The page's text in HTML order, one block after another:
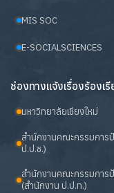
MIS SOC
E-SOCIALSCIENCES
ช่องทางแจ้งเรื่องร้องเ
มหาวิทยาลัยเชียงใหม่
สำนักงานคณะกรรมการ
ป.ป.ช.)
สำนักงานคณะกรรมการ
(สำนักงาน ป.ป.ท.)